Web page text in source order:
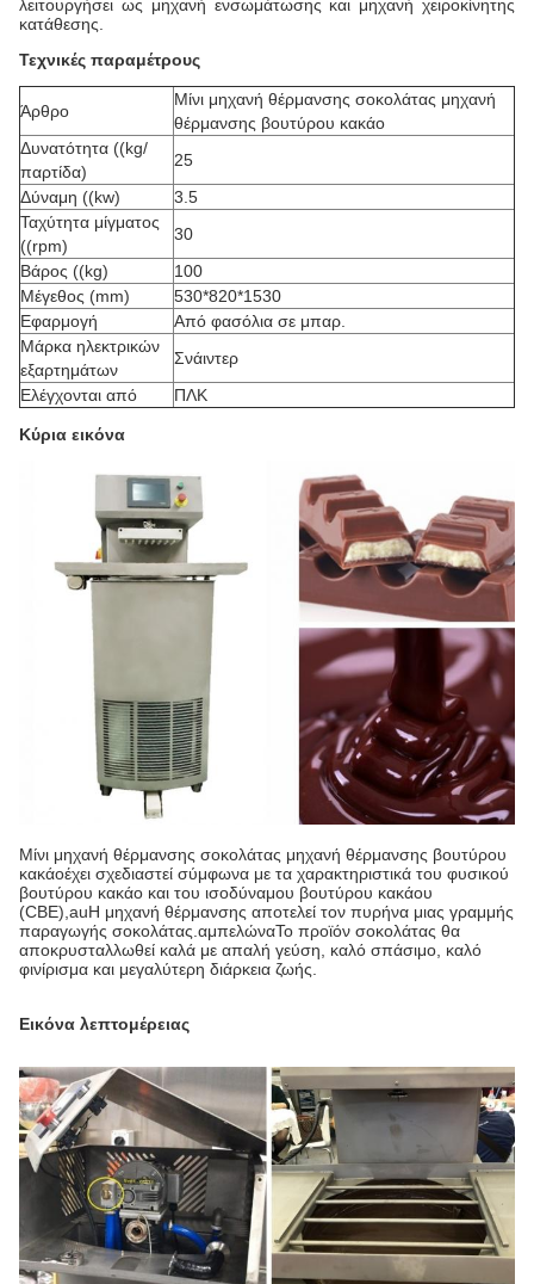
λειτουργήσει ως μηχανή ενσωμάτωσης και μηχανή χειροκίνητης
κατάθεσης.
Τεχνικές παραμέτρους
Άρθρο
Μίνι μηχανή θέρμανσης σοκολάτας μηχανή
θέρμανσης βουτύρου κακάο
Δυνατότητα ((kg/
παρτίδα)
25
Δύναμη ((kw)
3.5
Ταχύτητα μίγματος
((rpm)
30
Βάρος ((kg)
100
Μέγεθος (mm)
530*820*1530
Εφαρμογή
Από φασόλια σε μπαρ.
Μάρκα ηλεκτρικών
εξαρτημάτων
Σνάιντερ
Ελέγχονται από
ΠΛΚ
Κύρια εικόνα
Μίνι μηχανή θέρμανσης σοκολάτας μηχανή θέρμανσης βουτύρου
κακάοέχει σχεδιαστεί σύμφωνα με τα χαρακτηριστικά του φυσικού
βουτύρου κακάο και του ισοδύναμου βουτύρου κακάου
(CBE), auΗ μηχανή θέρμανσης αποτελεί τον πυρήνα μιας γραμμής
παραγωγής σοκολάτας. αμπελώναΤο προϊόν σοκολάτας θα
αποκρυσταλλωθεί καλά με απαλή γεύση, καλό σπάσιμο, καλό
φινίρισμα και μεγαλύτερη διάρκεια ζωής.
Εικόνα λεπτομέρειας